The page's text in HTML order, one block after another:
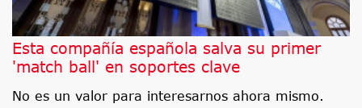
Esta compañía española salva su primer
'match ball' en soportes clave
No es un valor para interesarnos ahora mismo.